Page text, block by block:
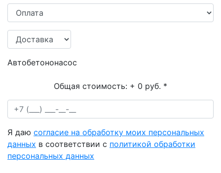
Автобетононасос
Общая стоимость: + 0 руб. *
Я даю согласие на обработку моих персональных
данных в соответствии с политикой обработки
персональных данных